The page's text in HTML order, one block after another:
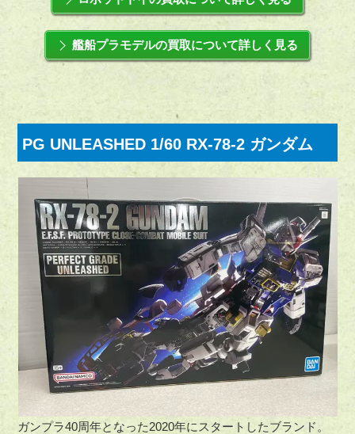
艦船プラモデルの買取について詳しく見る
PG UNLEASHED 1/60 RX-78-2 ガンダム
ガンプラ40周年となった2020年にスタートしたブランド。